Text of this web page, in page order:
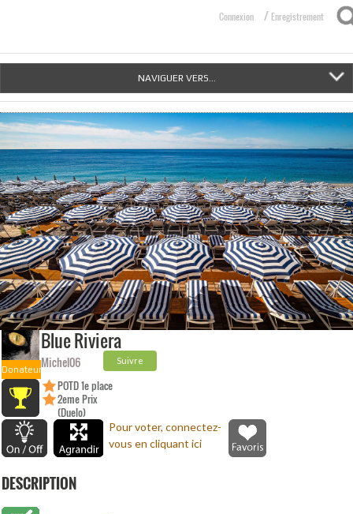
Connexion / Enregistrement
NAVIGUER VERS...
Donateur
Blue Riviera
Michel06 Suivre
POTD 1e place
2eme Prix
(Duelo)
Pour voter, connectez-
vous en cliquant ici
DESCRIPTION